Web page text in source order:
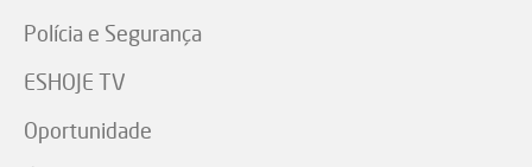
Polícia e Segurança
ESHOJE TV
Oportunidade